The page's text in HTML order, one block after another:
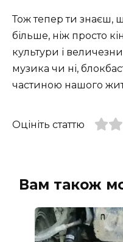
Тож тепер ти знаєш,
більше, ніж просто
культури і
музика чи ні,
частиною нашого
Оцініть статтю
Вам також